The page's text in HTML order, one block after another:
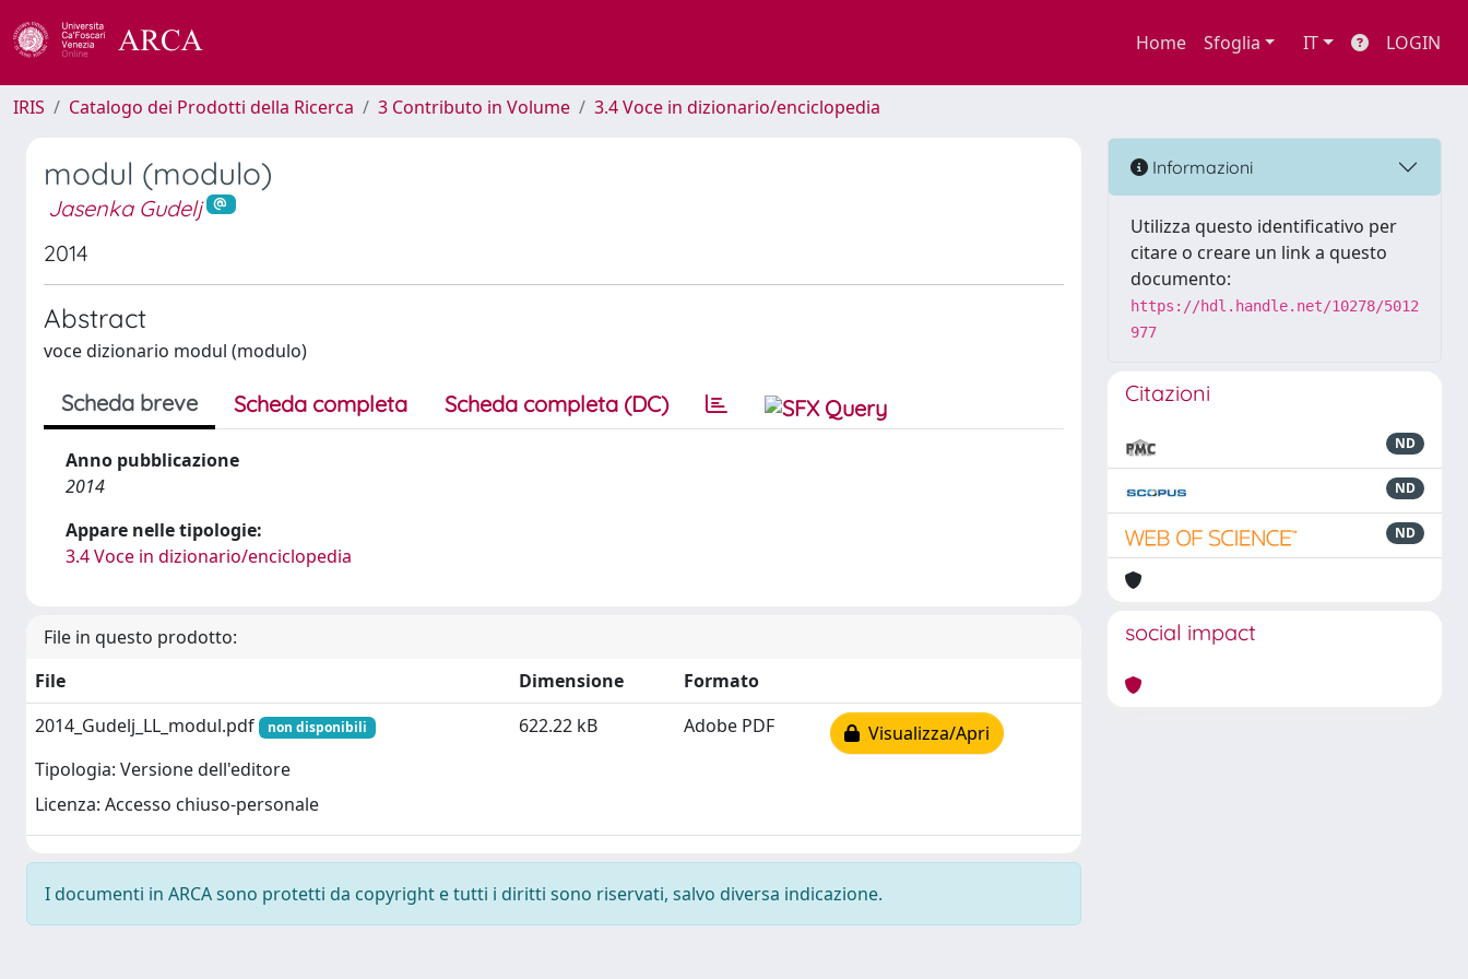
Home Sfoglia IT LOGIN
IRIS Catalogo dei Prodotti della Ricerca 3 Contributo in Volume 3.4 Voce in dizionario/enciclopedia
modul (modulo)
Jasenka Gudelj
2014
Abstract
voce dizionario modul (modulo)
Scheda breve Scheda completa Scheda completa (DC)
Anno pubblicazione
2014
Appare nelle tipologie:
3.4 Voce in dizionario/enciclopedia
File in questo prodotto:
File
Dimensione
Formato
2014_Gudelj_LL_modul.pdf
non disponibili
Tipologia: Versione dell'editore
Licenza: Accesso chiuso-personale
622.22 kB Adobe PDF Visualizza/Apri
I documenti in ARCA sono protetti da copyright e tutti i diritti sono riservati, salvo diversa indicazione.
Informazioni
Utilizza questo identificativo per
citare o creare un link a questo
documento:
https://hdl.handle.net/10278/5012
977
Citazioni
ND
ND
ND
social impact